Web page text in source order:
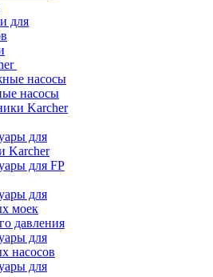
для
насосы
насосы
Karcher
для
Karcher
для FP
для
моек
давления
для
насосов
для